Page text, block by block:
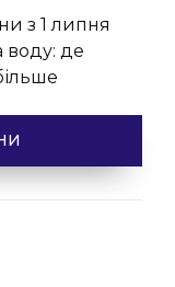
з 1 липня
воду: де